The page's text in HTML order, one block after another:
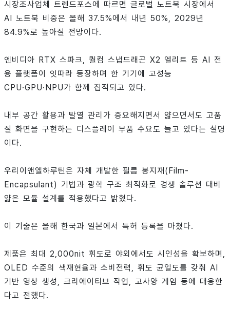
시장조사업체 트렌드포스에 따르면 글로벌 노트북 시장에서
AI 노트북 비중은 올해 37.5%에서 내년 50%, 2029년
84.9%로 높아질 전망이다.
엔비디아 RTX 스파크, 퀄컴 스냅드래곤 X2 엘리트 등 AI 전
용 플랫폼이 잇따라 등장하며 한 기기에 고성능
CPU·GPU·NPU가 함께 집적되고 있다.
내부 공간 활용과 발열 관리가 중요해지면서 얇으면서도 고품
질 화면을 구현하는 디스플레이 부품 수요도 늘고 있다는 설명
이다.
우리이앤엘하루틴은 자체 개발한 필름 봉지재(Film-
Encapsulant) 기법과 광학 구조 최적화로 경쟁 솔루션 대비
얇은 모듈 설계를 적용했다고 밝혔다.
이 기술은 올해 한국과 일본에서 특허 등록을 마쳤다.
제품은 최대 2,000nit 휘도로 야외에서도 시인성을 확보하며,
OLED 수준의 색재현율과 소비전력, 휘도 균일도를 갖춰 AI
기반 영상 생성, 크리에이티브 작업, 고사양 게임 등에 대응한
다고 전했다.